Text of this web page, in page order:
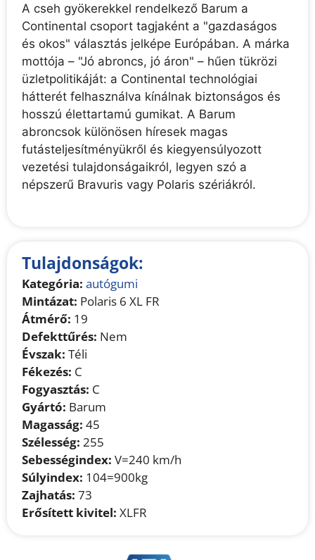
A cseh gyökerekkel rendelkező Barum a
Continental csoport tagjaként a "gazdaságos
és okos" választás jelképe Európában. A márka
mottója – "Jó abroncs, jó áron" – hűen tükrözi
üzletpolitikáját: a Continental technológiai
hátterét felhasználva kínálnak biztonságos és
hosszú élettartamú gumikat. A Barum
abroncsok különösen híresek magas
futásteljesítményükről és kiegyensúlyozott
vezetési tulajdonságaikról, legyen szó a
népszerű Bravuris vagy Polaris szériákról.
Tulajdonságok:
Kategória: autógumi
Mintázat: Polaris 6 XL FR
Átmérő: 19
Defekttűrés: Nem
Évszak: Téli
Fékezés: C
Fogyasztás: C
Gyártó: Barum
Magasság: 45
Szélesség: 255
Sebességindex: V=240 km/h
Súlyindex: 104=900kg
Zajhatás: 73
Erősített kivitel: XLFR